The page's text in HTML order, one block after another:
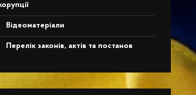
Відеоматеріали
Перелік законів, актів та постанов